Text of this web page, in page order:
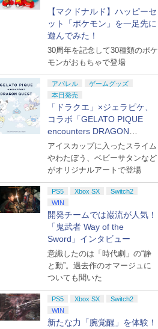
【マクドナルド】ハッピーセ
ット「ポケモン」を一足先に
遊んでみた！
30周年を記念して30種類のポケ
モンがおもちゃで登場
アパレル
ゲームグッズ
本日発売
「ドラクエ」×ジェラピケ、
コラボ「GELATO PIQUE
encounters DRAGON
QUEST」第2弾が本日発売
アイスカップに入ったスライム
やわたぼう、ベビーサタンなど
がオリジナルアートで登場
PS5 Xbox SX
Switch2
WIN
開発チームでは巌流が人気！
「鬼武者 Way of the
Sword」インタビュー
意識したのは「時代劇」の“静
と動”。過去作のオマージュに
ついても聞いた
PS5 Xbox SX
Switch2
WIN
新たな力「腕覚醒」を体験！